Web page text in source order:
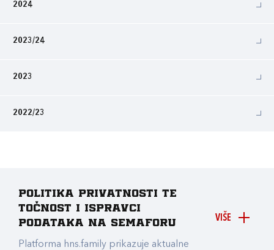
2024
2023/24
2023
2022/23
VIŠE
Politika privatnosti te
točnost i ispravci
podataka na Semaforu
Platforma hns.family prikazuje aktualne